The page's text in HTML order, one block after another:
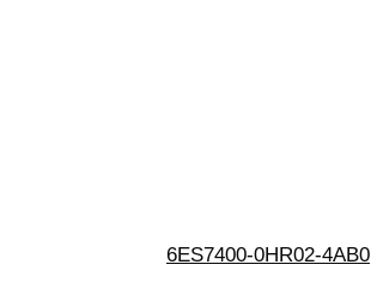
6ES7400-0HR02-4AB0